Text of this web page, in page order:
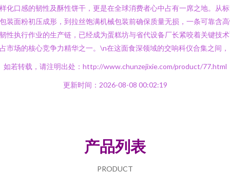
化口感的韧性及酥性饼干，更是在全球消费者心中占有一席之地。从
装面粉初压成形，到拉丝饱满机械包装前确保质量无损，一条可靠含
性执行作业的生产链，已经成为蛋糕坊与省代设备厂长紧咬着关键技
市场的核心竞争力精华之一。\n在这面食深领域的交响科仪合集之间，
如若转载，请注明出处：http://www.chunzejixie.com/product/77.html
更新时间：2026-08-08 00:02:19
产品列表
PRODUCT